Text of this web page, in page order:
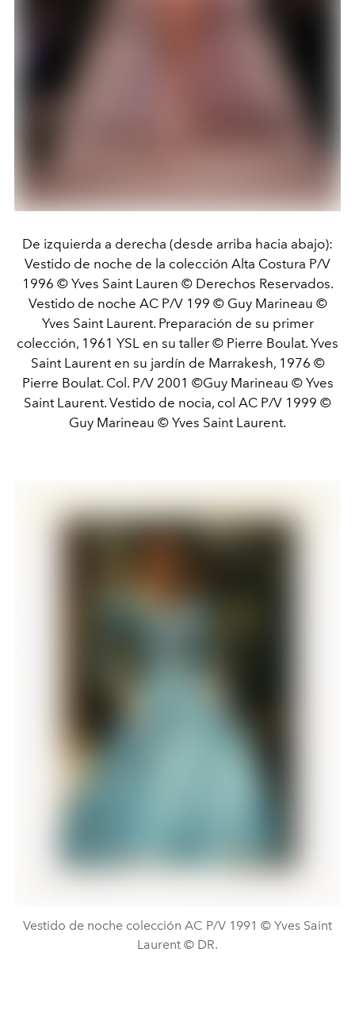
De izquierda a derecha (desde arriba hacia abajo):
Vestido de noche de la colección Alta Costura P/V
1996 © Yves Saint Lauren © Derechos Reservados.
Vestido de noche AC P/V 199 © Guy Marineau ©
Yves Saint Laurent. Preparación de su primer
colección, 1961 YSL en su taller © Pierre Boulat. Yves
Saint Laurent en su jardín de Marrakesh, 1976 ©
Pierre Boulat. Col. P/V 2001 ©Guy Marineau © Yves
Saint Laurent. Vestido de nocia, col AC P/V 1999 ©
Guy Marineau © Yves Saint Laurent.
Vestido de noche colección AC P/V 1991 © Yves Saint
Laurent © DR.